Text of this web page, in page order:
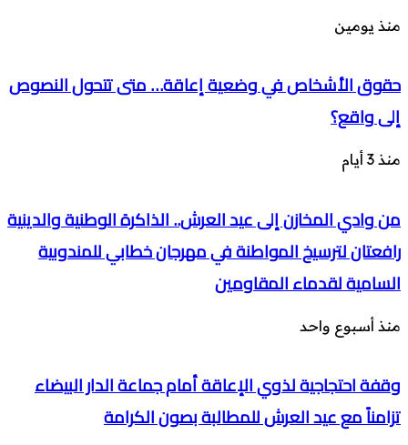
منذ يومين
حقوق الأشخاص في وضعية إعاقة… متى تتحول النصوص
إلى واقع؟
منذ 3 أيام
من وادي المخازن إلى عيد العرش.. الذاكرة الوطنية والدينية
رافعتان لترسيخ المواطنة في مهرجان خطابي للمندوبية
السامية لقدماء المقاومين
منذ أسبوع واحد
وقفة احتجاجية لذوي الإعاقة أمام جماعة الدار البيضاء
تزامناً مع عيد العرش للمطالبة بصون الكرامة